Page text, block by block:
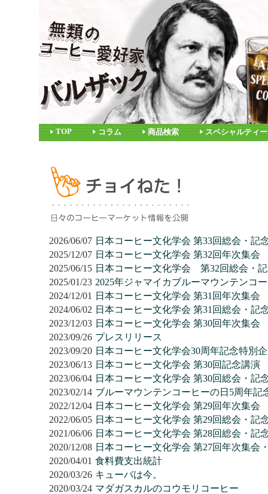
TOP コラム 商品検索 スペシャルティ
2026/06/07 日本コーヒー文化学会 第33回総会・記
2025/12/07 日本コーヒー文化学会 第32回年次集会
2025/06/15 日本コーヒー文化学会 第32回総会・
2025/01/23 2025年ジャマイカブルーマウンテンコ
2024/12/01
日本コーヒー文化学会 第31回年次集会
2024/06/02 日本コーヒー文化学会 第31回総会・記
2023/12/03 日本コーヒー文化学会 第30回年次集会
2023/09/26 プレスリリース
2023/09/20 日本コーヒー文化学会30周年記念特別
2023/06/13 日本コーヒー文化学会 第30回記念講
2023/06/04 日本コーヒー文化学会 第30回総会・記
2023/02/14 ブルーマウンテンコーヒーの日5周年記
2022/12/04 日本コーヒー文化学会 第29回年次集会
2022/06/05 日本コーヒー文化学会 第29回総会・記
2021/06/06 日本コーヒー文化学会 第28回総会・記
2020/12/08 日本コーヒー文化学会 第27回年次集会
2020/04/01 食料費支出統計
2020/03/26 キューバは今。
2020/03/24 マダガスカルのコウモリコーヒー